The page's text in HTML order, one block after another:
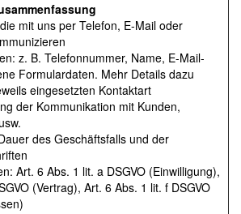
mit uns per Telefon, E-Mail oder
z. B. Telefonnummer, Name, E-Mail-
Formulardaten. Mehr Details dazu
eingesetzten Kontaktart
der Kommunikation mit Kunden,
des Geschäftsfalls und der
Art. 6 Abs. 1 lit. a DSGVO (Einwilligung),
(Vertrag), Art. 6 Abs. 1 lit. f DSGVO